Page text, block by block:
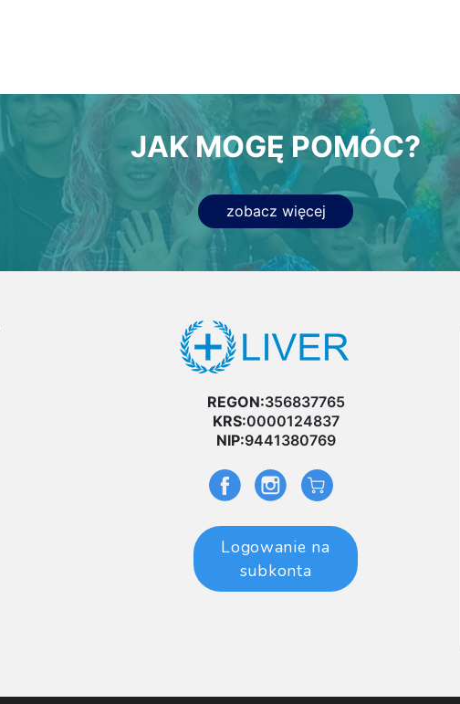
JAK MOGĘ POMÓC?
zobacz więcej
REGON:356837765
KRS:0000124837
NIP:9441380769
Logowanie na
subkonta